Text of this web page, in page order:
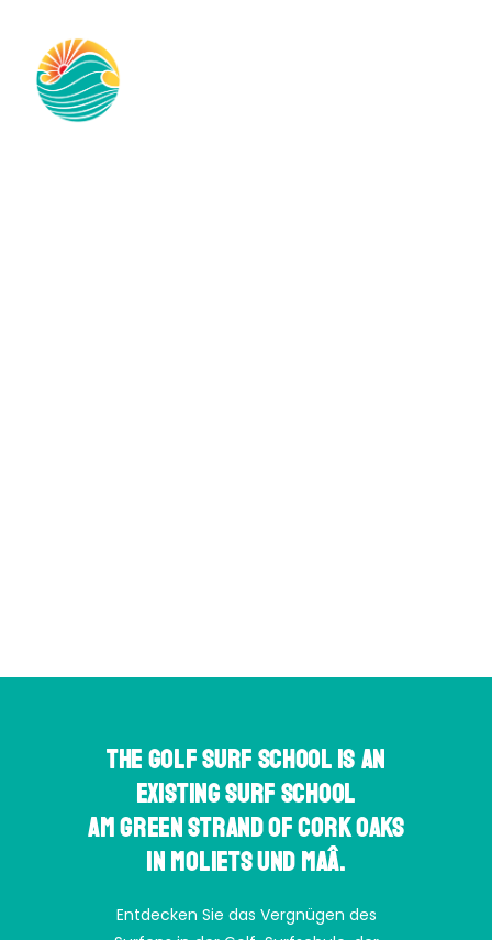
The Golf Surf School is an
existing Surf School
am green Strand of Cork Oaks
in Moliets und Maâ.
Entdecken Sie das Vergnügen des